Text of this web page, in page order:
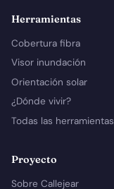
Herramientas
Cobertura fibra
Visor inundación
Orientación solar
¿Dónde vivir?
Todas las herramientas
Proyecto
Sobre Callejear